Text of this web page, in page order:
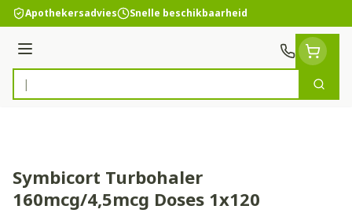
Ga naar de inhoud
Apothekersadvies Snelle beschikbaarheid
Menu
Product, merk, categorie...
Zoek
Symbicort Turbohaler
160mcg/4,5mcg Doses 1x120